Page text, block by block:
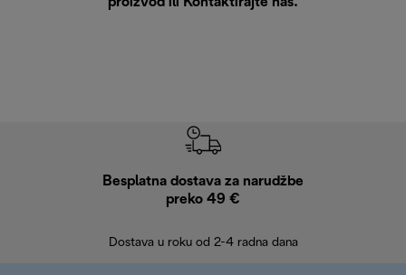
Besplatna dostava za narudžbe
preko 49 €
Dostava u roku od 2-4 radna dana